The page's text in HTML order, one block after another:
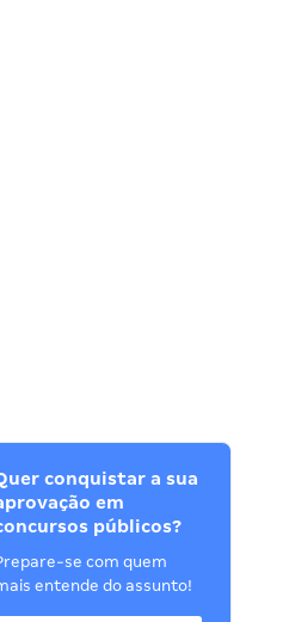
conquistar a sua
em
públicos?
se com quem
entende do assunto!